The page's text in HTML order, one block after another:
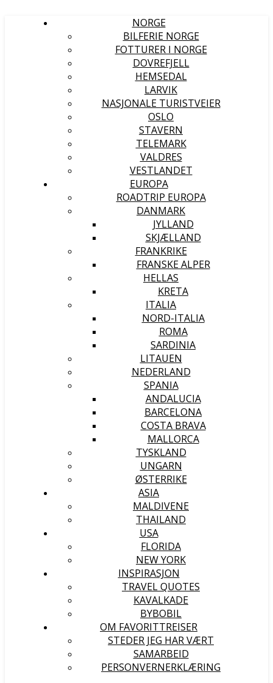
NORGE
BILFERIE NORGE
FOTTURER I NORGE
DOVREFJELL
HEMSEDAL
LARVIK
NASJONALE TURISTVEIER
OSLO
STAVERN
TELEMARK
VALDRES
VESTLANDET
EUROPA
ROADTRIP EUROPA
DANMARK
JYLLAND
SKJÆLLAND
FRANKRIKE
FRANSKE ALPER
HELLAS
KRETA
ITALIA
NORD-ITALIA
ROMA
SARDINIA
LITAUEN
NEDERLAND
SPANIA
ANDALUCIA
BARCELONA
COSTA BRAVA
MALLORCA
TYSKLAND
UNGARN
ØSTERRIKE
ASIA
MALDIVENE
THAILAND
USA
FLORIDA
NEW YORK
INSPIRASJON
TRAVEL QUOTES
KAVALKADE
BYBOBIL
OM FAVORITTREISER
STEDER JEG HAR VÆRT
SAMARBEID
PERSONVERNERKLÆRING